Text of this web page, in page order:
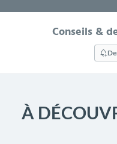
Conseils &
À